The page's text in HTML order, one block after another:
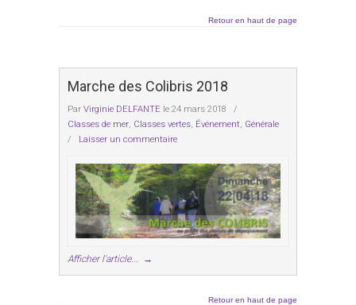
Retour en haut de page
Marche des Colibris 2018
Par Virginie DELFANTE le 24 mars 2018
/
Classes de mer, Classes vertes, Événement, Générale
/ Laisser un commentaire
Afficher l'article... →
Retour en haut de page